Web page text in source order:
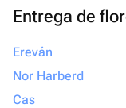
Entrega de
Ereván
Nor Harberd
Cas